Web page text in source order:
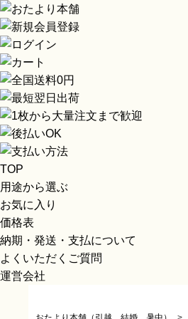
TOP
用途から選ぶ
お気に入り
価格表
納期・発送・支払について
よくいただくご質問
運営会社